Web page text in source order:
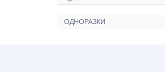
ОДНОРАЗКИ
Купить